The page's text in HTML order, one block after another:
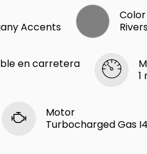
Accents
en carretera
1
Motor
Turbocharged Gas